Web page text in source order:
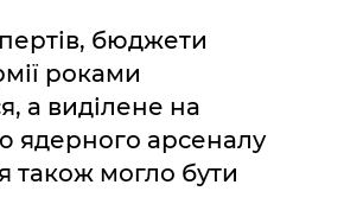
бюджети
роками
а виділене на
ядерного арсеналу
також могло бути